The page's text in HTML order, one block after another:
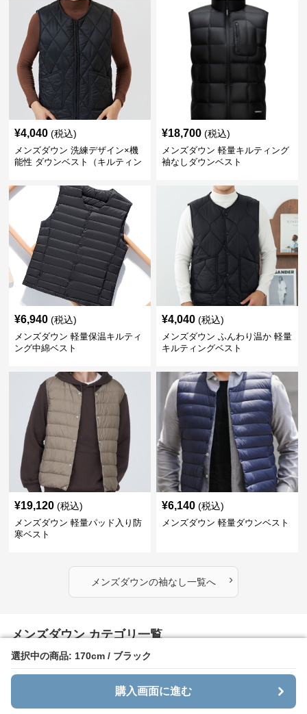
選択中の商品: 170cm / ブラック
購入画面に進む
選択中の商品: 170cm / ブラック
購入画面に進む
¥4,040 (税込)
メンズダウン 洗練デザイン×機
能性 ダウンベスト（キルティン
¥18,700 (税込)
メンズダウン 軽量キルティング
袖なしダウンベスト
¥6,940 (税込)
メンズダウン 軽量保温キルティ
ング中綿ベスト
¥4,040 (税込)
メンズダウン ふんわり温か 軽量
キルティングベスト
¥19,120 (税込)
メンズダウン 軽量パッド入り防
寒ベスト
¥6,140 (税込)
メンズダウン 軽量ダウンベスト
メンズダウンの袖なし一覧へ ›
メンズダウン カテゴリ一覧
ジャケット